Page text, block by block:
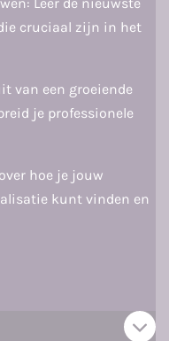
Leer de nieuwste
cruciaal zijn in het
van een groeiende
je professionele
hoe je jouw
kunt vinden en